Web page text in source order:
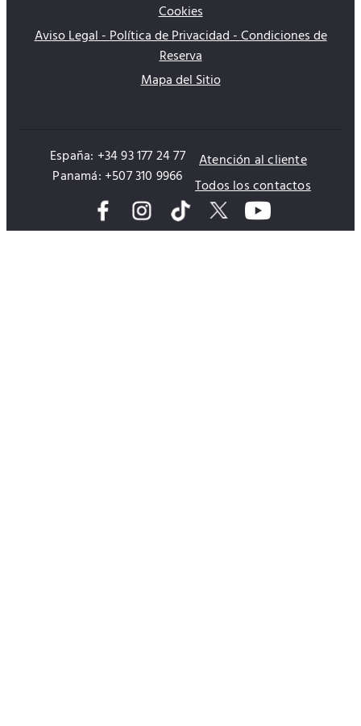
Cookies
Aviso Legal - Política de Privacidad - Condiciones de
Reserva
Mapa del Sitio
España: +34 93 177 24 77
Panamá: +507 310 9966
Atención al cliente
Todos los contactos